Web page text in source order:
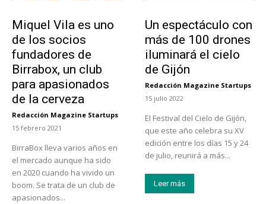
Miquel Vila es uno
de los socios
fundadores de
Birrabox, un club
para apasionados
de la cerveza
Redacción Magazine Startups
-
15 febrero 2021
BirraBox lleva varios años en
el mercado aunque ha sido
en 2020 cuando ha vivido un
boom. Se trata de un club de
apasionados...
Un espectáculo con
más de 100 drones
iluminará el cielo
de Gijón
Redacción Magazine Startups
-
15 julio 2022
El Festival del Cielo de Gijón,
que este año celebra su XV
edición entre los días 15 y 24
de julio, reunirá a más...
Leer más